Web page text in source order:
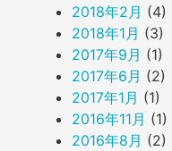
2018年2月 (4)
2018年1月 (3)
2017年9月 (1)
2017年6月 (2)
2017年1月 (1)
2016年11月 (1)
2016年8月 (2)